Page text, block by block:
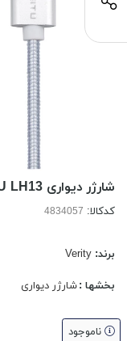
شارژر دیواری LEITU LH13 + کابل تایپ سی
کدکالا:
برند: Verity
بخشها :شارژر دیواری
ناموجود